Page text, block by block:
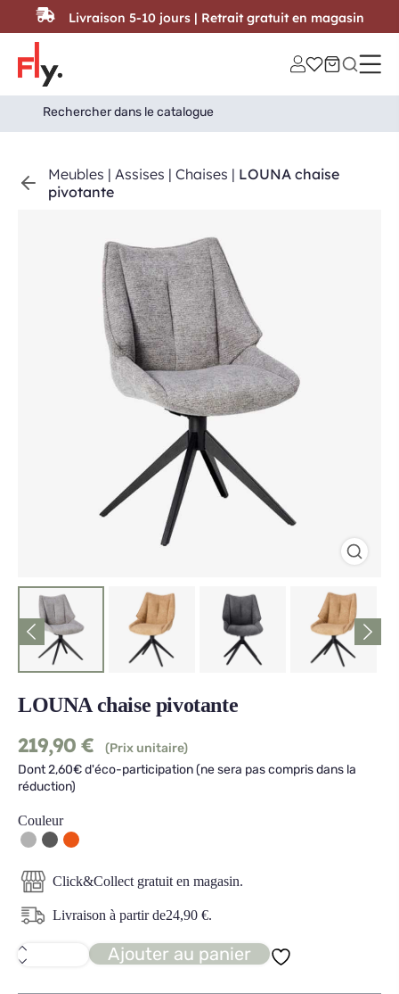
Passer au contenu
Search
for:
Search Button
Meubles | Assises | Chaises | LOUNA chaise
pivotante
LOUNA chaise pivotante
219,90 €
(Prix unitaire)
Dont 2,60€ d'éco-participation (ne sera pas compris dans la
réduction)
Couleur
Click&Collect gratuit en magasin.
Livraison à partir de24,90 €.
quantité
de
Ajouter au panier
Livraison 5-10 jours | Retrait gratuit en magasin